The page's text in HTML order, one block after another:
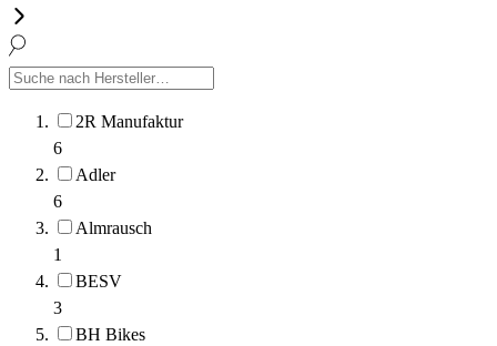
2R Manufaktur
6
Adler
6
Almrausch
1
BESV
3
BH Bikes